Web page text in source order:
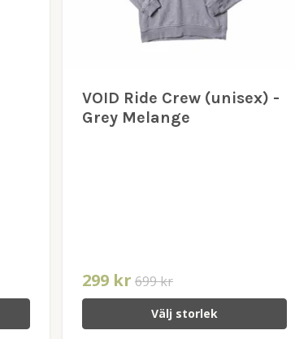
VOID Ride Crew (unisex) -
Grey Melange
299 kr 699 kr
Välj storlek